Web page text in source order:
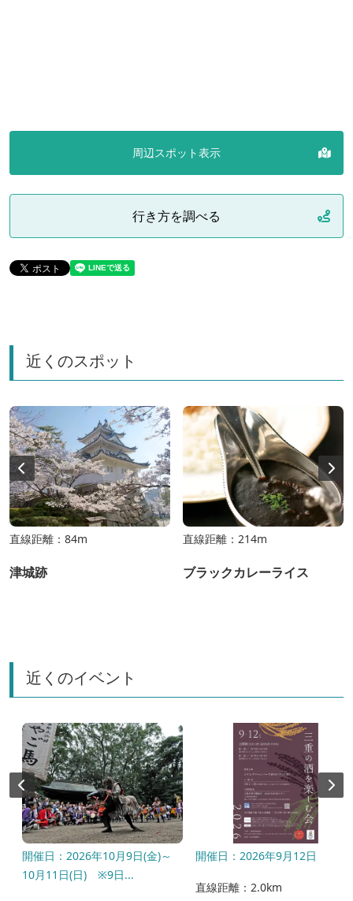
周辺スポット表示
行き方を調べる
近くのスポット
直線距離：84m
津城跡
直線距離：214m
ブラックカレーライス
近くのイベント
開催日：2026年10月9日(金)～
10月11日(日) ※9日...
開催日：2026年9月12日
直線距離：2.0km